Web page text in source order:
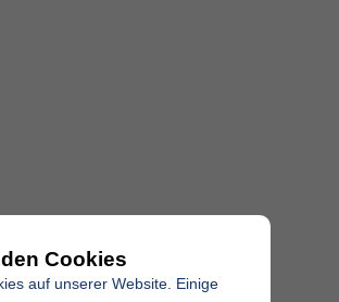
Cookies
auf unserer Website. Einige